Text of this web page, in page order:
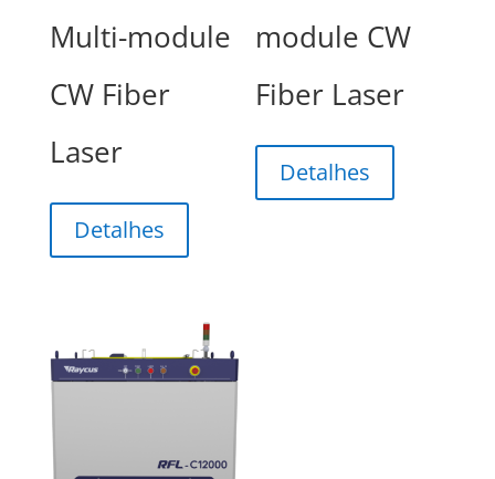
Multi-module
CW Fiber
Laser
Detalhes
module CW
Fiber Laser
Detalhes